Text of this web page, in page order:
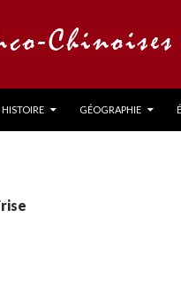
HISTOIRE GÉOGRAPHIE